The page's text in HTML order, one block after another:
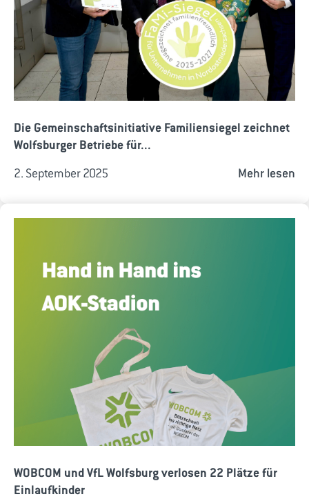
Die Gemeinschaftsinitiative Familiensiegel zeichnet
Wolfsburger Betriebe für...
2. September 2025 Mehr lesen
WOBCOM und VfL Wolfsburg verlosen 22 Plätze für
Einlaufkinder